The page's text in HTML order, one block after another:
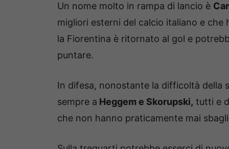
Un nome molto in rampa di lancio è
migliori esterni del calcio italiano e
la Fiorentina è ritornato al gol e
puntare.
In difesa, nonostante la difficoltà della
sempre a Heggem e Skorupski, tutti e
che non hanno praticamente mai